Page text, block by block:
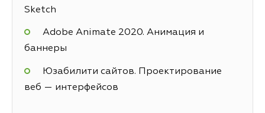
Sketch
Adobe Animate 2020. Анимация и
баннеры
Юзабилити сайтов. Проектирование
веб — интерфейсов